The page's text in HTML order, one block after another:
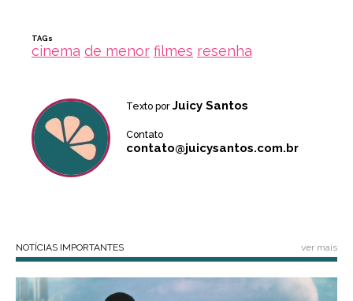
TAGs
cinema de menor filmes resenha
Texto por Juicy Santos
Contato
contato@juicysantos.com.br
NOTÍCIAS IMPORTANTES ver mais